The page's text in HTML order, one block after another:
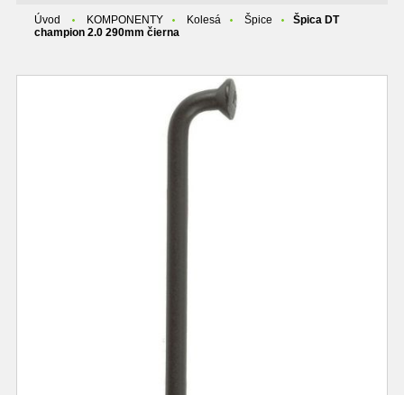
Úvod KOMPONENTY Kolesá Špice
Špica DT
champion 2.0 290mm čierna